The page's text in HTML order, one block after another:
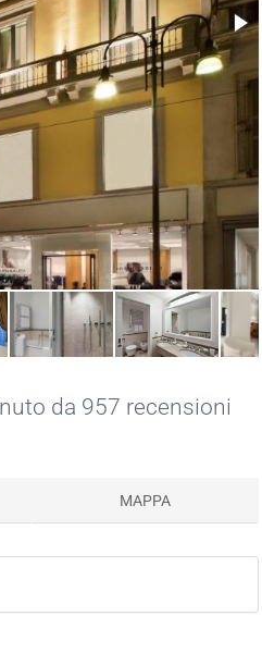
da 957 recensioni
MAPPA